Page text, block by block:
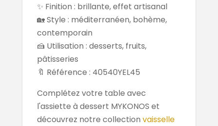
✨ Finition : brillante, effet artisanal
🏡 Style : méditerranéen, bohème,
contemporain
🍰 Utilisation : desserts, fruits,
pâtisseries
🔖 Référence : 40540YEL45
Complétez votre table avec
l'assiette à dessert MYKONOS et
découvrez notre collection vaisselle